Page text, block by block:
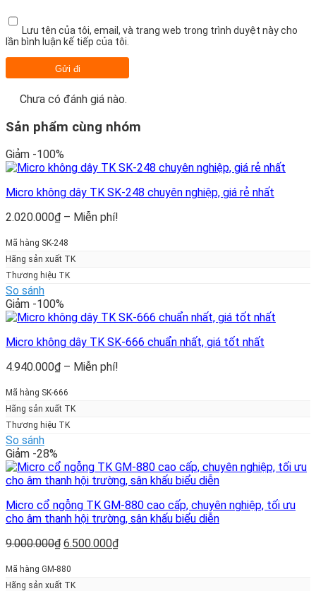
Lưu tên của tôi, email, và trang web trong trình duyệt này cho
lần bình luận kế tiếp của tôi.
Chưa có đánh giá nào.
Sản phẩm cùng nhóm
Giảm -100%
Micro không dây TK SK-248 chuyên nghiệp, giá rẻ nhất
2.020.000₫ – Miễn phí!
Mã hàng SK-248
Hãng sản xuất TK
Thương hiệu TK
So sánh
Giảm -100%
Micro không dây TK SK-666 chuẩn nhất, giá tốt nhất
4.940.000₫ – Miễn phí!
Mã hàng SK-666
Hãng sản xuất TK
Thương hiệu TK
So sánh
Giảm -28%
Micro cổ ngỗng TK GM-880 cao cấp, chuyên nghiệp, tối ưu
cho âm thanh hội trường, sân khấu biểu diễn
9.000.000₫ Giá
là:
9.000.000₫.
6.500.000₫Giá
Mã hàng GM-880
Hãng sản xuất TK